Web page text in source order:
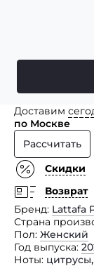
Доставим
по Москве
Рассчитать
Скидки
Возврат
Бренд Lattafa
Страна
Пол Женский
Год выпуска
Ноты цитрусы,